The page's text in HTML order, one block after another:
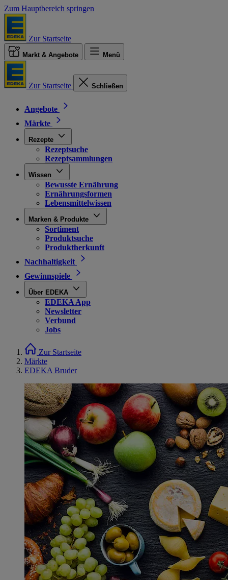
Zum Hauptbereich springen
Zur Startseite
Markt & Angebote Menü
Zur Startseite Schließen
Angebote
Märkte
Rezepte
Rezeptsuche
Rezeptsammlungen
Wissen
Bewusste Ernährung
Ernährungsformen
Lebensmittelwissen
Marken & Produkte
Sortiment
Produktsuche
Produktherkunft
Nachhaltigkeit
Gewinnspiele
Über EDEKA
EDEKA App
Newsletter
Verbund
Jobs
Zur Startseite
Märkte
EDEKA Bruder